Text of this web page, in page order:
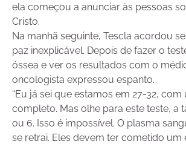
ela começou a anunciar às pessoas
Cristo.
Na manhã seguinte, Tescla acordou
paz inexplicável. Depois de fazer o
óssea e ver os resultados com o
oncologista expressou espanto.
“Eu já sei que estamos em 27-32,
completo. Mas olhe para este teste, a
ou 6. Isso é impossível. O plasma
se retrai. Eles devem ter cometido um